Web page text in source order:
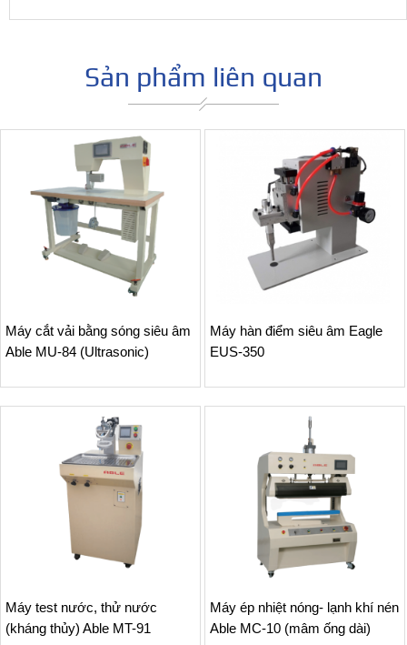
Sản phẩm liên quan
Máy cắt vải bằng sóng siêu âm
Able MU-84 (Ultrasonic)
Máy hàn điểm siêu âm Eagle
EUS-350
Máy test nước, thử nước
(kháng thủy) Able MT-91
Máy ép nhiệt nóng- lạnh khí nén
Able MC-10 (mâm ống dài)